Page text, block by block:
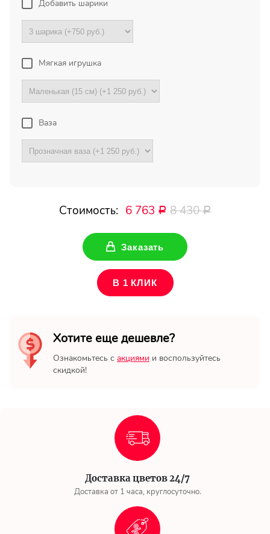
Букет с хризантемами и
красивый! Цветы свежие !
Спасибо !
Все отзывы
ПОДПИШИТЕСЬ!
Чтобы первыми узнать о
Ваше имя
Добавить шарики
Мягкая игрушка
Ваза
Стоимость: 6 763 Р 8 430Р
Заказать
В 1 КЛИК
Хотите еще дешевле?
Ознакомьтесь с акциями и воспользуйтесь
скидкой!
Доставка цветов 24/7
Доставка от 1 часа, круглосуточно.